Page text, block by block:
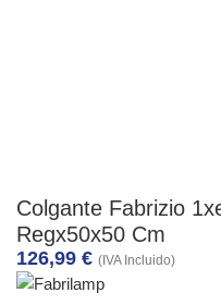
Colgante Fabrizio
Regx50x50 Cm
126,99 € (IVA Incluido)